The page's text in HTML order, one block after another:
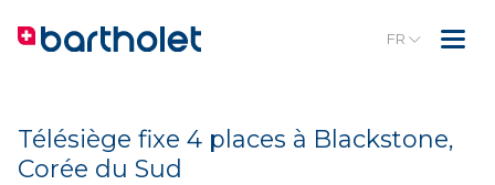
FR
Télésiège fixe 4 places à Blackstone,
Corée du Sud